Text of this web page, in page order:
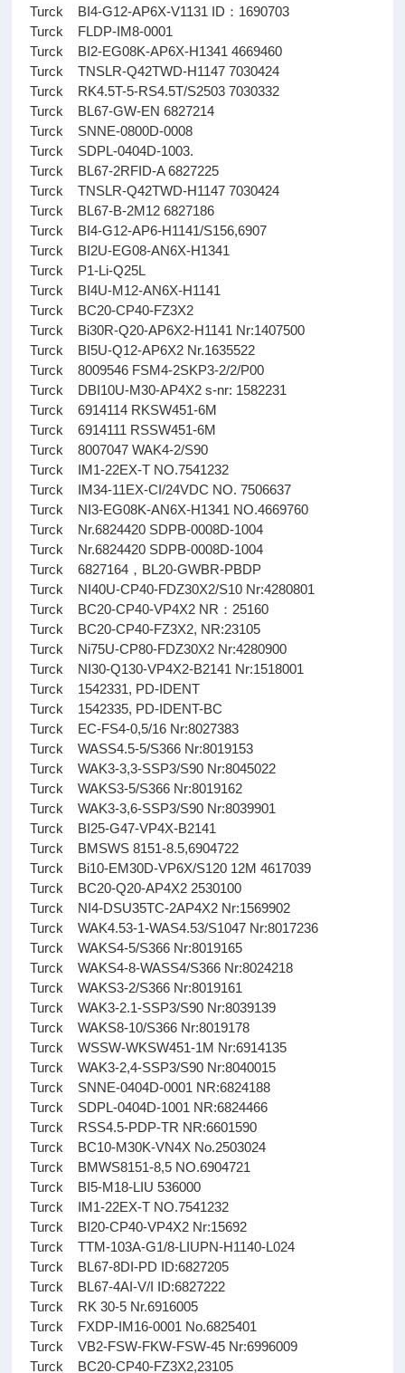
Turck BI4-G12-AP6X-V1131 ID：1690703
Turck FLDP-IM8-0001
Turck BI2-EG08K-AP6X-H1341 4669460
Turck TNSLR-Q42TWD-H1147 7030424
Turck RK4.5T-5-RS4.5T/S2503 7030332
Turck BL67-GW-EN 6827214
Turck SNNE-0800D-0008
Turck SDPL-0404D-1003.
Turck BL67-2RFID-A 6827225
Turck TNSLR-Q42TWD-H1147 7030424
Turck BL67-B-2M12 6827186
Turck BI4-G12-AP6-H1141/S156,6907
Turck BI2U-EG08-AN6X-H1341
Turck P1-Li-Q25L
Turck BI4U-M12-AN6X-H1141
Turck BC20-CP40-FZ3X2
Turck Bi30R-Q20-AP6X2-H1141 Nr:1407500
Turck BI5U-Q12-AP6X2 Nr.1635522
Turck 8009546 FSM4-2SKP3-2/2/P00
Turck DBI10U-M30-AP4X2 s-nr: 1582231
Turck 6914114 RKSW451-6M
Turck 6914111 RSSW451-6M
Turck 8007047 WAK4-2/S90
Turck IM1-22EX-T NO.7541232
Turck IM34-11EX-CI/24VDC NO. 7506637
Turck NI3-EG08K-AN6X-H1341 NO.4669760
Turck Nr.6824420 SDPB-0008D-1004
Turck Nr.6824420 SDPB-0008D-1004
Turck 6827164，BL20-GWBR-PBDP
Turck NI40U-CP40-FDZ30X2/S10 Nr:4280801
Turck BC20-CP40-VP4X2 NR：25160
Turck BC20-CP40-FZ3X2, NR:23105
Turck Ni75U-CP80-FDZ30X2 Nr:4280900
Turck NI30-Q130-VP4X2-B2141 Nr:1518001
Turck 1542331, PD-IDENT
Turck 1542335, PD-IDENT-BC
Turck EC-FS4-0,5/16 Nr:8027383
Turck WASS4.5-5/S366 Nr:8019153
Turck WAK3-3,3-SSP3/S90 Nr:8045022
Turck WAKS3-5/S366 Nr:8019162
Turck WAK3-3,6-SSP3/S90 Nr:8039901
Turck BI25-G47-VP4X-B2141
Turck BMSWS 8151-8.5,6904722
Turck Bi10-EM30D-VP6X/S120 12M 4617039
Turck BC20-Q20-AP4X2 2530100
Turck NI4-DSU35TC-2AP4X2 Nr:1569902
Turck WAK4.53-1-WAS4.53/S1047 Nr:8017236
Turck WAKS4-5/S366 Nr:8019165
Turck WAKS4-8-WASS4/S366 Nr:8024218
Turck WAKS3-2/S366 Nr:8019161
Turck WAK3-2.1-SSP3/S90 Nr:8039139
Turck WAKS8-10/S366 Nr:8019178
Turck WSSW-WKSW451-1M Nr:6914135
Turck WAK3-2,4-SSP3/S90 Nr:8040015
Turck SNNE-0404D-0001 NR:6824188
Turck SDPL-0404D-1001 NR:6824466
Turck RSS4.5-PDP-TR NR:6601590
Turck BC10-M30K-VN4X No.2503024
Turck BMWS8151-8,5 NO.6904721
Turck BI5-M18-LIU 536000
Turck IM1-22EX-T NO.7541232
Turck BI20-CP40-VP4X2 Nr:15692
Turck TTM-103A-G1/8-LIUPN-H1140-L024
Turck BL67-8DI-PD ID:6827205
Turck BL67-4AI-V/I ID:6827222
Turck RK 30-5 Nr.6916005
Turck FXDP-IM16-0001 No.6825401
Turck VB2-FSW-FKW-FSW-45 Nr:6996009
Turck BC20-CP40-FZ3X2,23105